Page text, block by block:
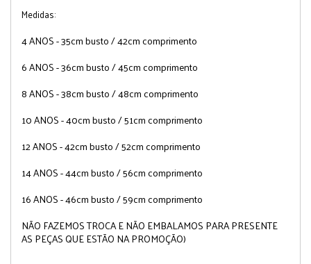
Medidas:
4 ANOS - 35cm busto / 42cm comprimento
6 ANOS - 36cm busto / 45cm comprimento
8 ANOS - 38cm busto / 48cm comprimento
10 ANOS - 40cm busto / 51cm comprimento
12 ANOS - 42cm busto / 52cm comprimento
14 ANOS - 44cm busto / 56cm comprimento
16 ANOS - 46cm busto / 59cm comprimento
NÃO FAZEMOS TROCA E NÃO EMBALAMOS PARA PRESENTE
AS PEÇAS QUE ESTÃO NA PROMOÇÃO)